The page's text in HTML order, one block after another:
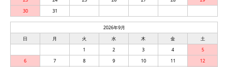
30
31
2026年9月
日
月 火 水 木 金
土
1
2 3 4
5
6
7 8 9 10 11
12